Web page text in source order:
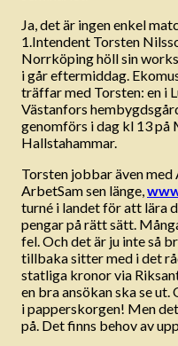
Ja, det är ingen enkel
1.Intendent Torsten
Norrköping höll sin
i går eftermiddag.
träffar med Torsten: en i
Västanfors
genomförs i dag kl 13 på
Hallstahammar.
Torsten jobbar även
ArbetSam sen länge,
turné i landet för att lära
pengar på rätt sätt.
fel. Och det är ju inte så
tillbaka sitter med i det
statliga kronor via
en bra ansökan ska se
i papperskorgen! Men
på. Det finns behov av